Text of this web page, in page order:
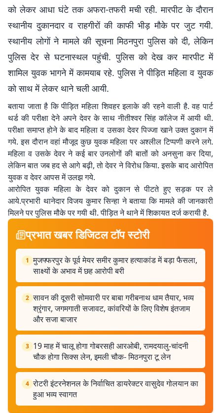
को लेकर आधा घंटे तक अफरा-तफरी मची रही. मारपीट के दौरान
स्थानीय दुकानदार व राहगीरों की काफी भीड़ मौके पर जुट गयी.
स्थानीय लोगों ने मामले की सूचना मिठनपुरा पुलिस को दी, लेकिन
पुलिस देर से घटनास्थल पहुंची. पुलिस को देख कर मारपीट में
शामिल युवक भागने में कामयाब रहे. पुलिस ने पीड़ित महिला व युवक
को साथ में लेकर थाने चली आयी.
बताया जाता है कि पीड़ित महिला शिवहर इलाके की रहने वाली है. वह पार्ट
थर्ड की परीक्षा देने अपने देवर के साथ नीतीश्वर सिंह कॉलेज में आयी थी.
परीक्षा समाप्त होने के बाद महिला व उसका देवर पिज्जा खाने उक्त दुकान में
गये. इस दौरान वहां मौजूद कुछ युवक महिला पर अश्लील टिप्पणी करने लगे.
महिला व उसके देवर ने कई बार उनलोगों की बातों को अनसुना कर दिया,
लेकिन बात जब हद से आगे बढ़ी, तो देवर ने विरोध किया. इसके बाद आरोपित
युवक व देवर आपस में उलझ गये.
आरोपित युवक महिला के देवर को दुकान से पीटते हुए सड़क पर ले
आये.प्रभारी थानेदार विजय कुमार सिन्हा ने बताया कि मामले की जानकारी
मिलने पर पुलिस मौके पर गयी थी. पीड़ित ने थाने में शिकायत दर्ज करायी है.
प्रभात खबर डिजिटल टॉप स्टोरी
1 मुजफ्फरपुर के पूर्व मेयर समीर कुमार हत्याकांड में बड़ा फैसला,
साक्ष्यों के अभाव में छह आरोपी बरी
2 सावन की दूसरी सोमवारी पर बाबा गरीबनाथ धाम तैयार, भव्य
श्रृंगार, जगमगाती सजावट, कांवरियों के लिए विशेष इंतजाम
और सजा बाजार
3 19 माह में चालू होगा गोबरसही आरओबी, रामदयालु-चांदनी
चौक होगा सिक्स लेन, इमली चौक- मिठनपुरा टू लेन
4 रोटरी इंटरनेशनल के निर्वाचित डायरेक्टर वासुदेव गोलयान का
हुआ भव्य स्वागत